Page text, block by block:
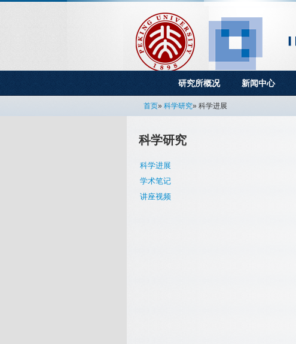
研究所概况 新闻中心
首页» 科学研究» 科学进展
科学研究
科学进展
学术笔记
讲座视频